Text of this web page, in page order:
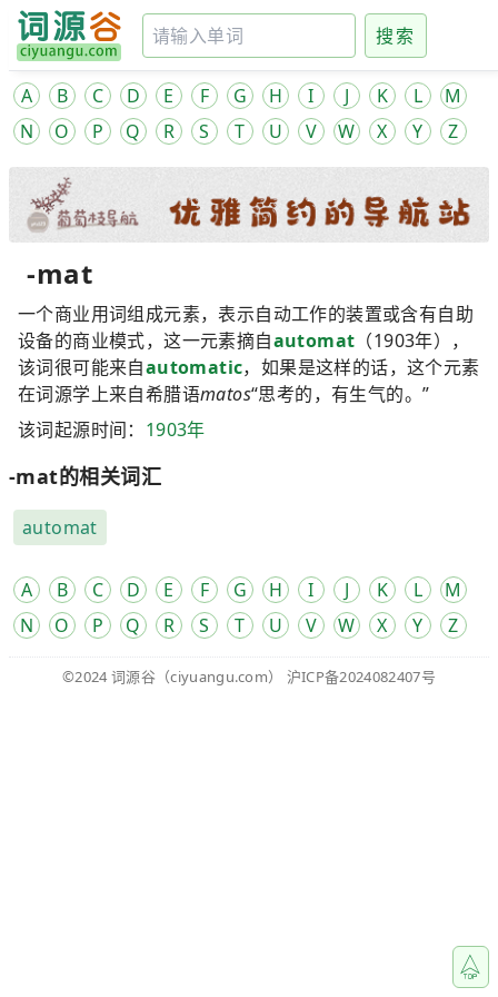
搜索
A B C D E F G H I J K L
M
N
O P Q R S T U V W X Y Z
-mat
一个商业用词组成元素，表示自动工作的装置或含有自助
设备的商业模式，这一元素摘自automat （1903年），
该词很可能来自automatic，如果是这样的话，这个元素
在词源学上来自希腊语matos“思考的，有生气的。”
该词起源时间： 1903年
-mat的相关词汇
automat
A B C D E F G H I J K L
M
N
O P Q R S T U V W X Y Z
©2024 词源谷 （ciyuangu.com） 沪ICP备2024082407号